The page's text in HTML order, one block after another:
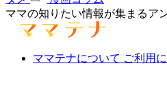
ママの知りたい情報が集まるア
ママテナについて ご利用